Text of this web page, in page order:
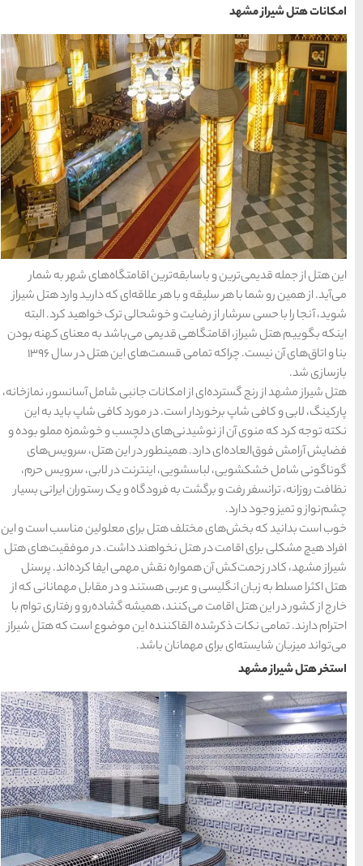
شهر به شمار
که دارید وارد هتل شیراز
ترک خواهید کرد. البته
می‌باشد به معنای کهنه بودن
بنا و اتاق‌های آن نیست. چراکه تمامی قسمت‌های این هتل در سال ۱۳۹۶
شامل آسانسور، نمازخانه،
کافی شاپ باید به این
و خوشمزه مملو بوده و
در این هتل، سرویس‌های
در لابی، سرویس حرم،
و یک رستوران ایرانی بسیار
معلولین مناسب است و این
داشت. در موفقیت‌های هتل
ایفا کرده‌اند. پرسنل
و در مقابل مهمانانی که از
گشاده‌رو و رفتاری توام با
این موضوع است که هتل شیراز
خوشمزه
1402-02-14
معرفی بکرترین
سواحل دیدنی بوشهر
1402-11-24
خلیج عربی یا خلیج
فارس؟
1402-12-20
قوم کرمانج و کردهای
خراسان
سرزمین موج های آبی
مشهد
شهر چادگان اصفهان
15 غذای کره ای
خوشمزه
خلیج عربی یا خلیج
فارس؟
قوم کرمانج و کردهای
خراسان